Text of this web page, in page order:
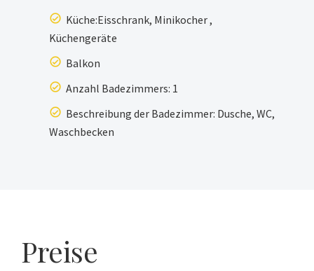
Küche:Eisschrank, Minikocher ,
Küchengeräte
Balkon
Anzahl Badezimmers: 1
Beschreibung der Badezimmer: Dusche, WC,
Waschbecken
Preise